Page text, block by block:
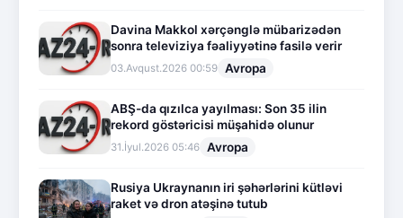
Davina Makkol xərçənglə mübarizədən
sonra televiziya fəaliyyətinə fasilə verir
03.Avqust.2026 00:59 Avropa
ABŞ-da qızılca yayılması: Son 35 ilin
rekord göstəricisi müşahidə olunur
31.İyul.2026 05:46 Avropa
Rusiya Ukraynanın iri şəhərlərini kütləvi
raket və dron atəşinə tutub